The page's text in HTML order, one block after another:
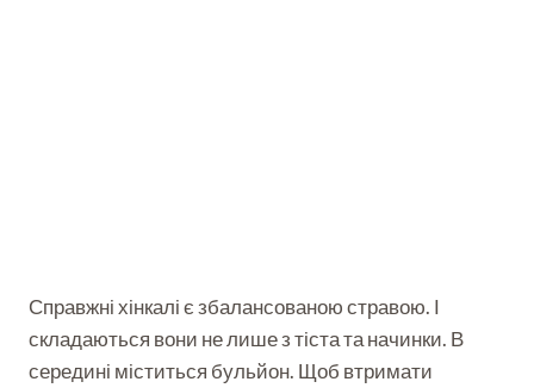
Справжні хінкалі є збалансованою стравою. І
складаються вони не лише з тіста та начинки. В
середині міститься бульйон. Щоб втримати